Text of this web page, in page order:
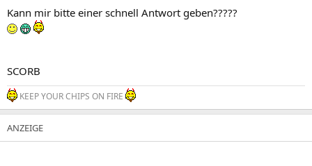
Kann mir bitte einer schnell Antwort geben?????
SCORB
KEEP YOUR CHIPS ON FIRE